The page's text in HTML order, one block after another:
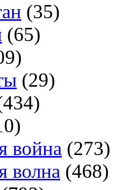
(35)
(65)
(29)
война (273)
волна (468)